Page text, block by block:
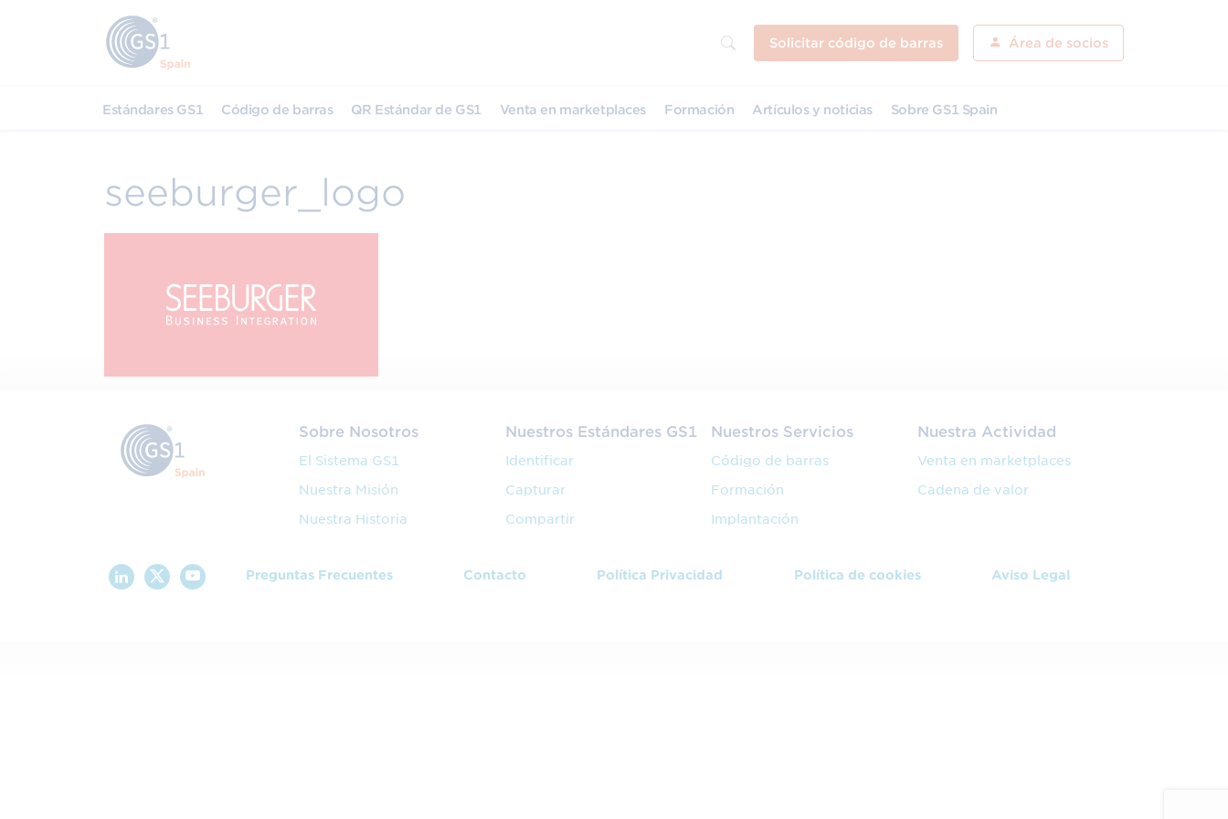
Solicitar código de barras Área de socios
Estándares GS1 Código de barras QR Estándar de GS1 Venta en marketplaces Formación Artículos y noticias Sobre GS1 Spain
seeburger_logo
Sobre Nosotros
El Sistema GS1
Nuestra Misión
Nuestra Historia
Nuestros Estándares GS1
Identificar
Capturar
Compartir
Nuestros Servicios
Código de barras
Formación
Implantación
Nuestra Actividad
Venta en marketplaces
Cadena de valor
Preguntas Frecuentes Contacto Política Privacidad Política de cookies Aviso Legal